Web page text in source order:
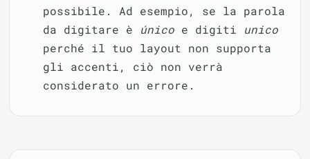
possibile. Ad esempio, se la parola
da digitare è único e digiti unico
perché il tuo layout non supporta
gli accenti, ciò non verrà
considerato un errore.